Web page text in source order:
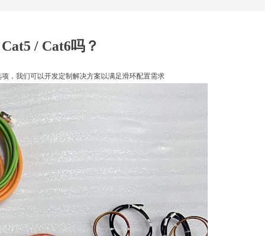
/ Cat6吗？
，我们可以开发定制解决方案以满足滑环配置需求